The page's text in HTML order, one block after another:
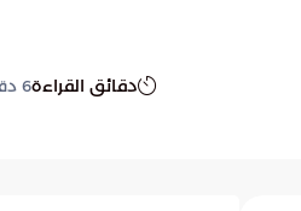
دقائق القراءة6